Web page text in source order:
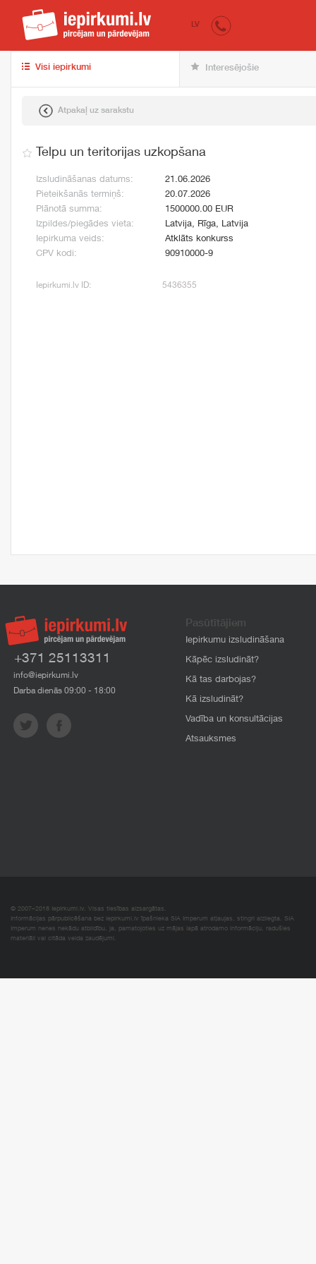
iepirkumi.lv
LV
Visi iepirkumi Interesējošie
Atpakaļ uz sarakstu
Telpu un teritorijas uzkopšana
Izsludināšanas datums:
21.06.2026
Pieteikšanās termiņš:
20.07.2026
Plānotā summa:
1500000.00 EUR
Izpildes/piegādes vieta:
Latvija, Rīga, Latvija
Iepirkuma veids:
Atklāts konkurss
CPV kodi:
90910000-9
Iepirkumi.lv ID: 5436355
+371 25113311
info@iepirkumi.lv
Darba dienās 09:00 - 18:00
Pasūtītājiem
Iepirkumu izsludināšana
Kāpēc izsludināt?
Kā tas darbojas?
Kā izsludināt?
Vadība un konsultācijas
Atsauksmes
© 2007–2018 Iepirkumi.lv. Visas tiesības aizsargātas.
Informācijas pārpublicēšana bez iepirkumi.lv īpašnieka SIA Imperum atļaujas, stingri aizliegta. SIA
Imperum nenes nekādu atbildību, ja, pamatojoties uz mājas lapā atrodamo informāciju, radušies
materiāli vai citāda veida zaudējumi.